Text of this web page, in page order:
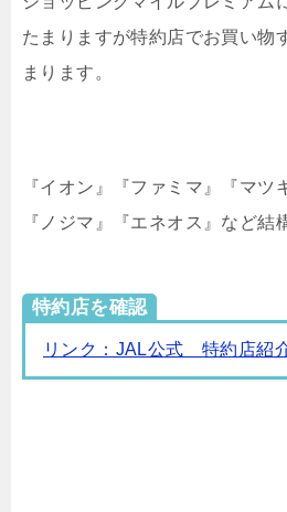
たまりますが特約店でお買い物
まります。
『イオン』『ファミマ』『マツ
『ノジマ』『エネオス』など結
特約店を確認
リンク：JAL公式 特約店紹